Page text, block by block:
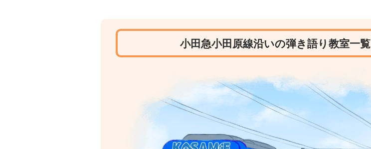
小田急小田原線沿いの弾き語り教室一覧